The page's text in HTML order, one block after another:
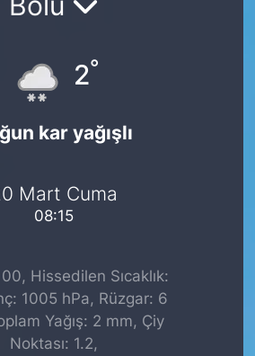
2°
kar yağışlı
Mart Cuma
08:15
Hissedilen Sıcaklık:
1005 hPa, Rüzgar: 6
Yağış: 2 mm, Çiy
Noktası: 1.2,